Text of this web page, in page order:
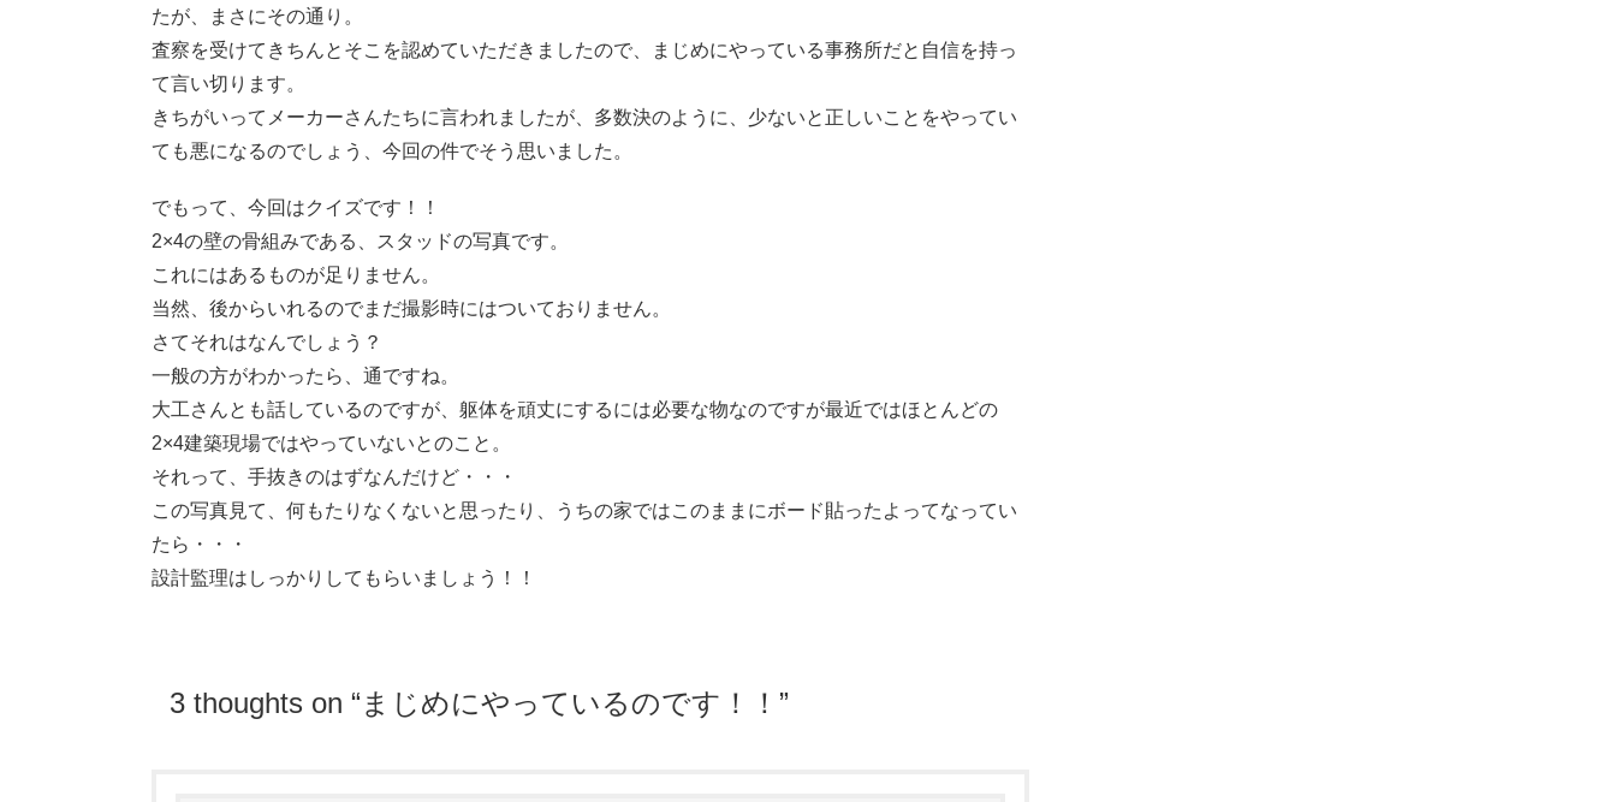
たが、まさにその通り。
査察を受けてきちんとそこを認めていただきましたので、まじめにやっている事務所だと自信を持っ
て言い切ります。
きちがいってメーカーさんたちに言われましたが、多数決のように、少ないと正しいことをやってい
ても悪になるのでしょう、今回の件でそう思いました。
でもって、今回はクイズです！！
2×4の壁の骨組みである、スタッドの写真です。
これにはあるものが足りません。
当然、後からいれるのでまだ撮影時にはついておりません。
さてそれはなんでしょう？
一般の方がわかったら、通ですね。
大工さんとも話しているのですが、躯体を頑丈にするには必要な物なのですが最近ではほとんどの
2×4建築現場ではやっていないとのこと。
それって、手抜きのはずなんだけど・・・
この写真見て、何もたりなくないと思ったり、うちの家ではこのままにボード貼ったよってなってい
たら・・・
設計監理はしっかりしてもらいましょう！！
3 thoughts on “ まじめにやっているのです！！ ”